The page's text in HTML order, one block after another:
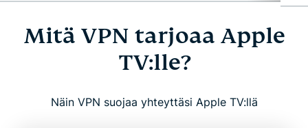
Mitä VPN tarjoaa Apple TV:lle?
Miksi käyttää VPN:ää Apple TV:llä?
Mitä VPN tarjoaa Apple
TV:lle?
Näin VPN suojaa yhteyttäsi Apple TV:llä